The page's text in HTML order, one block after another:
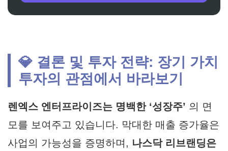
💎 결론 및 투자 전략: 장기 가치
투자의 관점에서 바라보기
렌엑스 엔터프라이즈는 명백한 ‘성장주’ 의 면
모를 보여주고 있습니다. 막대한 매출 증가율은
사업의 가능성을 증명하며, 나스닥 리브랜딩은